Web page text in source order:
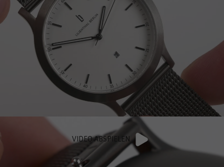
VIDEO ABSPIELEN